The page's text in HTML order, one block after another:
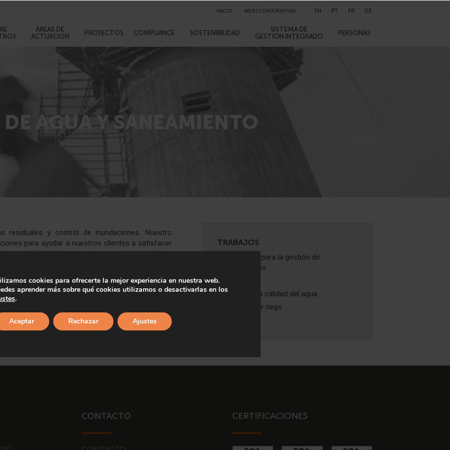
INICIO WEBS CORPORATIVAS EN PT FR DE
ÁREAS DE
ACTUACIÓN
PROYECTOS COMPLIANCE SOSTENIBILIDAD
SISTEMA DE
GESTIÓN INTEGRADO
PERSONAS
DE AGUA Y SANEAMIENTO
residuales y control de inundaciones. Nuestro
para ayudar a nuestros clientes a satisfacer
usuario final.
de todo tipo, desde cómo acometer los
con el medioambiente para la gestión de
y la reutilización de las aguas residuales
y económicas para satisfacer sus
TRABAJOS
Soluciones para la gestión de
inundaciones
Mejora de la calidad del agua
Sistemas de riego
CONTACTO CERTIFICACIONES
cookies para ofrecerte la mejor experiencia en nuestra web.
aprender más sobre qué cookies utilizamos o desactivarlas en los
.
Aceptar Rechazar Ajustes